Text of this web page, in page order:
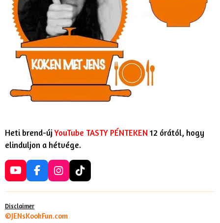
Heti brend-újYouTube TASTY PÉNTEKEN 12 órától, hogy
elinduljon a hétvége.
Y
o
u
T
u
F
a
c
b
I
n
s
a
T
i
k
Disclaimer
©JENsKookFun.com